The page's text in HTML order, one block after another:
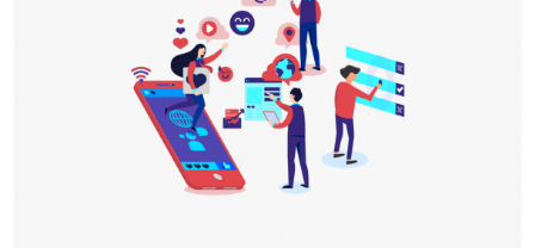
CAREL-Deutschland optimiert den Kommunikationsfluss
bei WARNINGS und Produktginformationen. Bis zum
15.01.2022 werden einige Änderungen in der
Kommunikation umgesetzt werden und die ersten
konkreten Änderungen starten sogar schon im
Dezember. Mit dem nächsten CAREL Update, werden
wir eine neue Email-Adresse als Absender verwenden.
Damit auch alle Empfänger auf dem gleichen Stand […]